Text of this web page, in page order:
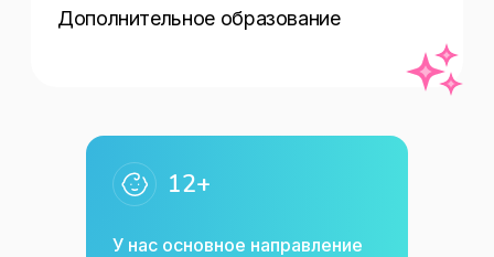
Дополнительное образование
12+
У нас основное направление